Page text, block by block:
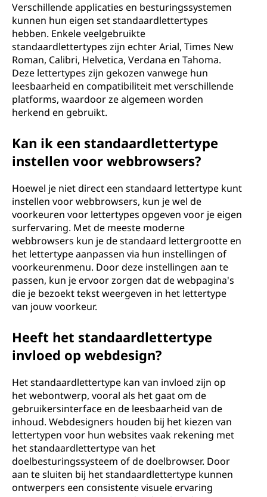
Verschillende applicaties en besturingssystemen
kunnen hun eigen set standaardlettertypes
hebben. Enkele veelgebruikte
standaardlettertypes zijn echter Arial, Times New
Roman, Calibri, Helvetica, Verdana en Tahoma.
Deze lettertypes zijn gekozen vanwege hun
leesbaarheid en compatibiliteit met verschillende
platforms, waardoor ze algemeen worden
herkend en gebruikt.
Kan ik een standaardlettertype
instellen voor webbrowsers?
Hoewel je niet direct een standaard lettertype kunt
instellen voor webbrowsers, kun je wel de
voorkeuren voor lettertypes opgeven voor je eigen
surfervaring. Met de meeste moderne
webbrowsers kun je de standaard lettergrootte en
het lettertype aanpassen via hun instellingen of
voorkeurenmenu. Door deze instellingen aan te
passen, kun je ervoor zorgen dat de webpagina's
die je bezoekt tekst weergeven in het lettertype
van jouw voorkeur.
Heeft het standaardlettertype
invloed op webdesign?
Het standaardlettertype kan van invloed zijn op
het webontwerp, vooral als het gaat om de
gebruikersinterface en de leesbaarheid van de
inhoud. Webdesigners houden bij het kiezen van
lettertypen voor hun websites vaak rekening met
het standaardlettertype van het
doelbesturingssysteem of de doelbrowser. Door
aan te sluiten bij het standaardlettertype kunnen
ontwerpers een consistente visuele ervaring